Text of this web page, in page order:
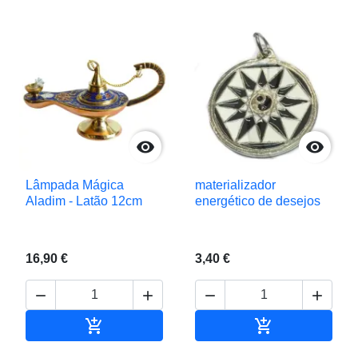

Lâmpada Mágica
Aladim - Latão 12cm
16,90 €
 


materializador
energético de desejos
3,40 €
 
